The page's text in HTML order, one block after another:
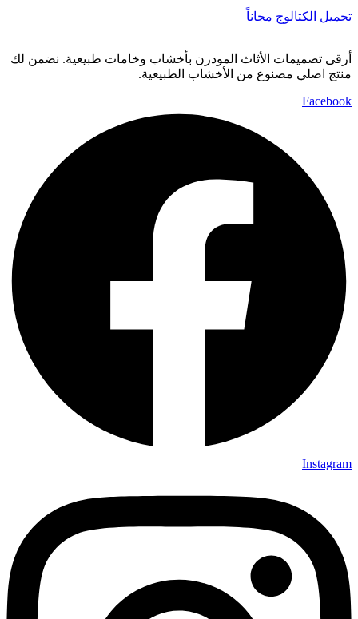
تحميل الكتالوج مجاناً
أرقى تصميمات الأثاث المودرن بأخشاب وخامات طبيعية. نضمن لك
منتج اصلي مصنوع من الأخشاب الطبيعية.
Facebook
Instagram